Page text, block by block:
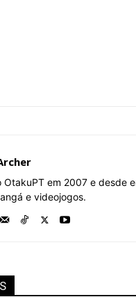
OtakuPT em 2007 e desde
e videojogos.